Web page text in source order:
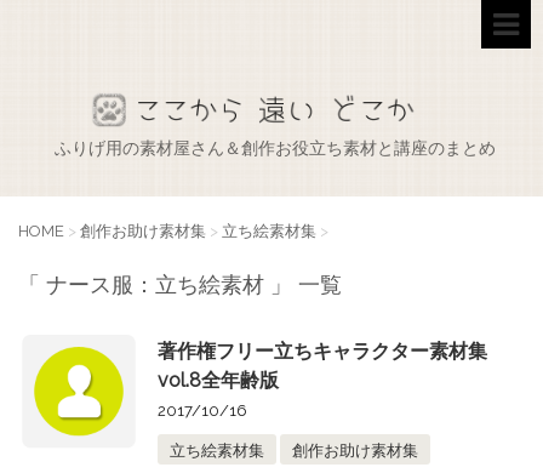
ふりげ用の素材屋さん＆創作お役立ち素材と講座のまとめ
HOME > 創作お助け素材集 > 立ち絵素材集 >
「 ナース服：立ち絵素材 」 一覧
著作権フリー立ちキャラクター素材集
vol.8全年齢版
2017/10/16
立ち絵素材集 創作お助け素材集